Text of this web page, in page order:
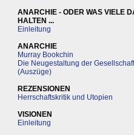
ANARCHIE - ODER WAS VIELE
HALTEN ...
Einleitung
ANARCHIE
Murray Bookchin
Die Neugestaltung der Gesellschaft
(Auszüge)
REZENSIONEN
Herrschaftskritik und Utopien
VISIONEN
Einleitung